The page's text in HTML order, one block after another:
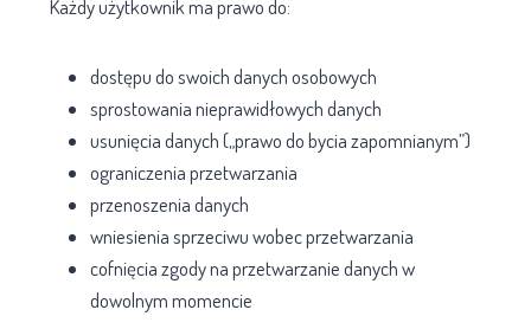
Każdy użytkownik ma prawo do:
dostępu do swoich danych osobowych
sprostowania nieprawidłowych danych
usunięcia danych („prawo do bycia zapomnianym”)
ograniczenia przetwarzania
przenoszenia danych
wniesienia sprzeciwu wobec przetwarzania
cofnięcia zgody na przetwarzanie danych w
dowolnym momencie